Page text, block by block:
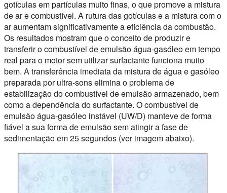
gotículas em partículas muito finas, o que promove a mistura
de ar e combustível. A rutura das gotículas e a mistura com o
ar aumentam significativamente a eficiência da combustão.
Os resultados mostram que o conceito de produzir e
transferir o combustível de emulsão água-gasóleo em tempo
real para o motor sem utilizar surfactante funciona muito
bem. A transferência imediata da mistura de água e gasóleo
preparada por ultra-sons elimina o problema de
estabilização do combustível de emulsão armazenado, bem
como a dependência do surfactante. O combustível de
emulsão água-gasóleo instável (UW/D) manteve de forma
fiável a sua forma de emulsão sem atingir a fase de
sedimentação em 25 segundos (ver imagem abaixo).